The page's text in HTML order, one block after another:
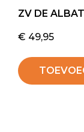
ZV DE
€ 49,95